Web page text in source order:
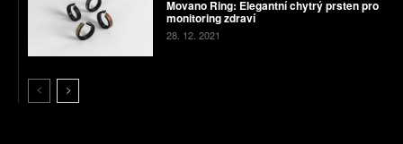
Movano Ring: Elegantní chytrý prsten pro
monitoring zdraví
28. 12. 2021